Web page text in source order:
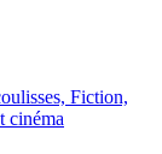
Fiction,
cinéma